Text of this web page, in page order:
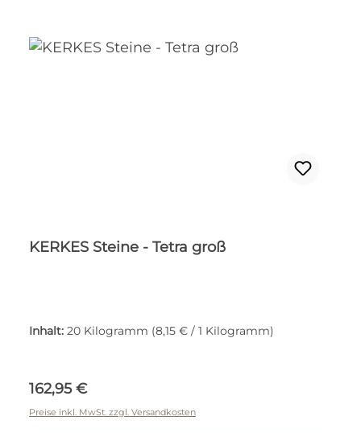
KERKES Steine - Tetra groß
Inhalt: 20 Kilogramm (8,15 € / 1 Kilogramm)
Regulärer Preis:
162,95 €
Preise inkl. MwSt. zzgl. Versandkosten